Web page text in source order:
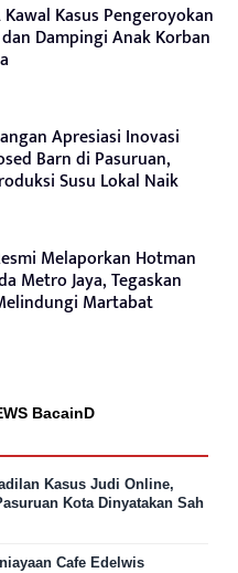
Kawal Kasus Pengeroyokan
Dampingi Anak Korban
Apresiasi Inovasi
Barn di Pasuruan,
Susu Lokal Naik
Melaporkan Hotman
Metro Jaya, Tegaskan
Martabat
BacainD
Kasus Judi Online,
Kota Dinyatakan Sah
Cafe Edelwis